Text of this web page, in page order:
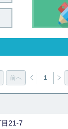
前へ 1
21-7